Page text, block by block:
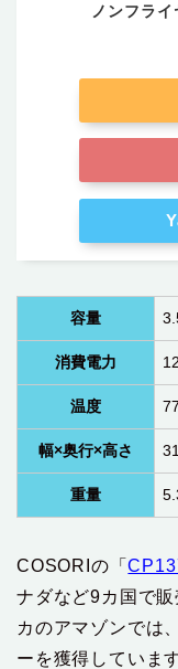
ノンフラ
容量
消費電力
温度
幅×奥行×高さ
重量
COSORIの「
ナダなど9カ国で
カのアマゾンでは
ーを獲得しています